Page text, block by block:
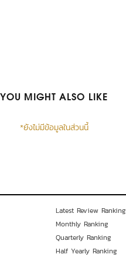
YOU MIGHT ALSO LIKE
*ยังไม่มีข้อมูลในส่วนนี้
Latest Review Ranking
Monthly Ranking
Quarterly Ranking
Half Yearly Ranking